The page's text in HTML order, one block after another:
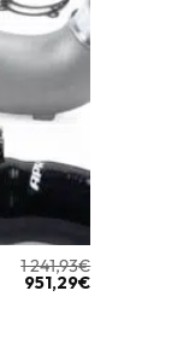
1 241,93€
951,29€